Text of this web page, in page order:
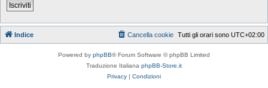
Iscriviti
Indice Tutti gli orari sono UTC+02:00
Cancella cookie
Powered by phpBB® Forum Software © phpBB Limited
Traduzione Italiana phpBB-Store.it
Privacy | Condizioni